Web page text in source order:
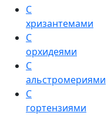
С
хризантемами
С
орхидеями
С
альстромериями
С
гортензиями